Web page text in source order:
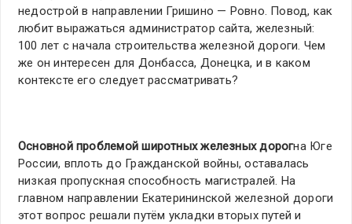
недострой в направлении Гришино — Ровно. Повод, как
любит выражаться администратор сайта, железный:
100 лет с начала строительства железной дороги. Чем
же он интересен для Донбасса, Донецка, и в каком
контексте его следует рассматривать?
Основной проблемой широтных железных дорогна Юге
России, вплоть до Гражданской войны, оставалась
низкая пропускная способность магистралей. На
главном направлении Екатерининской железной дороги
этот вопрос решали путём укладки вторых путей и